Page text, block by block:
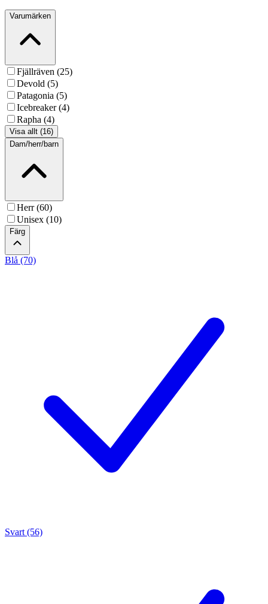
Varumärken
Fjällräven (25)
Devold (5)
Patagonia (5)
Icebreaker (4)
Rapha (4)
Visa allt (16)
Dam/herr/barn
Herr (60)
Unisex (10)
Färg
Blå (70)
Svart (56)